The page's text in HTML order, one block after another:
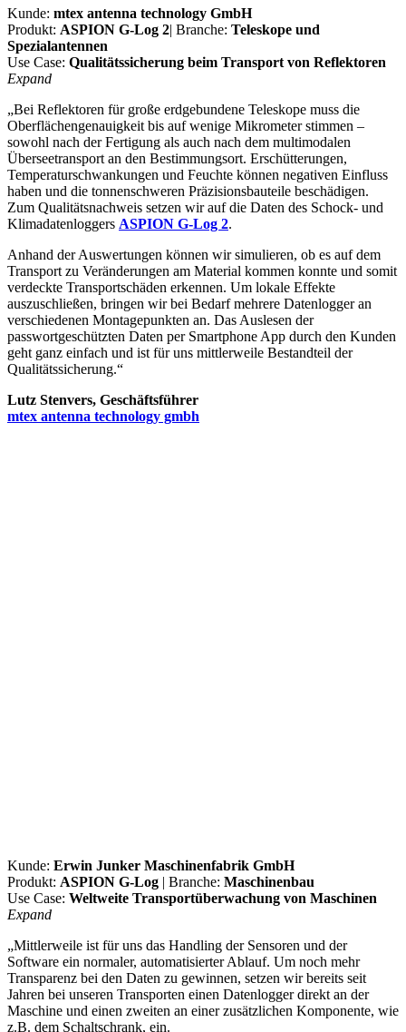
Kunde: mtex antenna technology GmbH
Produkt: ASPION G-Log 2| Branche: Teleskope und
Spezialantennen
Use Case: Qualitätssicherung beim Transport von Reflektoren
Expand
„Bei Reflektoren für große erdgebundene Teleskope muss die
Oberflächengenauigkeit bis auf wenige Mikrometer stimmen –
sowohl nach der Fertigung als auch nach dem multimodalen
Überseetransport an den Bestimmungsort. Erschütterungen,
Temperaturschwankungen und Feuchte können negativen Einfluss
haben und die tonnenschweren Präzisionsbauteile beschädigen.
Zum Qualitätsnachweis setzen wir auf die Daten des Schock- und
Klimadatenloggers ASPION G-Log 2.
Anhand der Auswertungen können wir simulieren, ob es auf dem
Transport zu Veränderungen am Material kommen konnte und somit
verdeckte Transportschäden erkennen. Um lokale Effekte
auszuschließen, bringen wir bei Bedarf mehrere Datenlogger an
verschiedenen Montagepunkten an. Das Auslesen der
passwortgeschützten Daten per Smartphone App durch den Kunden
geht ganz einfach und ist für uns mittlerweile Bestandteil der
Qualitätssicherung.“
Lutz Stenvers, Geschäftsführer
mtex antenna technology gmbh
Kunde: Erwin Junker Maschinenfabrik GmbH
Produkt: ASPION G-Log | Branche: Maschinenbau
Use Case: Weltweite Transportüberwachung von Maschinen
Expand
„Mittlerweile ist für uns das Handling der Sensoren und der
Software ein normaler, automatisierter Ablauf. Um noch mehr
Transparenz bei den Daten zu gewinnen, setzen wir bereits seit
Jahren bei unseren Transporten einen Datenlogger direkt an der
Maschine und einen zweiten an einer zusätzlichen Komponente, wie
z.B. dem Schaltschrank, ein.